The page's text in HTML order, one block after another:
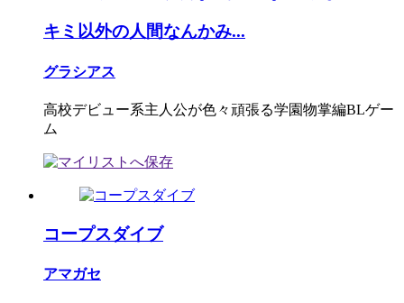
キミ以外の人間なんかみ...
グラシアス
高校デビュー系主人公が色々頑張る学園物掌編BLゲー
ム
コープスダイブ
アマガセ